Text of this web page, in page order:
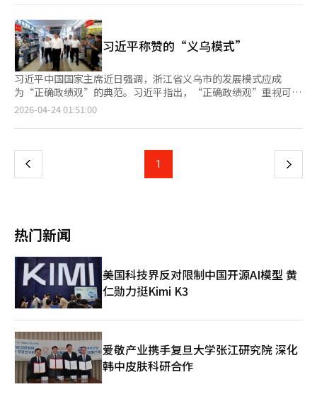
无法共享接近受害者的情况，导致“南阳州跟踪杀人事件”的发
生。金勋于3月14日上午8时58分左右，在京畿道南阳州市的道路
上，佩戴电子脚镣前往寻找曾交往的A女士，并用事先准备的凶器
将其杀害。在此之前，金勋因2009年和2013年两次性犯罪被判
刑，出狱后根据法院命令佩戴电子脚镣。义乌地检南阳支检于4月8
日以违反特定犯罪加重法（报复杀人）、违反电子装置佩戴法等6
项罪名对金勋提起公诉。法务部与警察厅已于上月23日完成系统连
接，以确保特定犯罪电子脚镣佩戴者因跟踪或家庭暴力犯罪而被下
达禁止接触令的信息能够迅速共享，并商定在目标接近时立即进行
对方案”之前提高工作理解度，建立稳固的协作体系，从上月22日
至本月3日进行了现场培训和全国范围的联合模拟训练，完成了现
场应对准备。郑成浩法务部长表示：“两部门共同努力，果断打破
示：“以南阳州杀人事件为教训，建立了关注加害者‘当前和未来
法务部的紧密信息合作，从接近阶段开始彻底隔离加害者，建立让
受害者能够安心的实质性安全网。”※ 本报道经人工智能（AI）系
统翻译与编辑。
消费者，正以前所未有的深度参与这场全球体育盛宴。 ▲从“世
界杯旁观者”到“世界杯玩家” 长期以来，中国企业在世界杯中
的角色更多是尾部供应商。但近年来，这种定位正在发生改变。
国际足联（FIFA）公布的本届世界杯官方合作伙伴名单中，联想、
海信和蒙牛赫然在列。其中，联想与现代起亚、阿迪达斯、可口可
乐等全球知名品牌跻身最高级别赞助商——国际足联合作伙伴
（FIFA Partners）。 这意味着联想不仅获得全球曝光机会，更能
够深度参与赛事数字化建设。本届世界杯期间，联想与FIFA联合推
出的AI足球分析系统成为赛事科技亮点之一。借助人工智能和数据
杯已经不仅是营销舞台，更成为展示中国科技实力的国际窗口。
海信则从2018年俄罗斯世界杯开始，连续三届赞助世界杯。今
姆巴佩、亚马尔等世界顶级球星，比赛场地的滚动广告屏上也频频
中国IP走向世界 如果说中国企业正在进入世界杯核心商业圈，那么
中国制造则早已成为世界杯不可或缺的一部分。 距离赛场数千公
里之外的浙江义乌，早在世界杯开赛前便迎来了订单高峰。 作为
全球最大的小商品集散中心，从球迷围巾、助威喇叭到各国国旗、
纪念徽章，从球星玩偶到世界杯主题饰品，全球市场上世界杯相关
商品中约七成都来自这座小城。 数据显示，去年年义乌体育用品
出口额达到116亿元人民币，同比增长20.3%。今年第一季度，相
关出口额继续保持两位数增长。 今年世界杯开幕式上，一个意想
不到的中国角色引发关注。来自中国潮玩品牌泡泡玛特的明星
IP“Labubu”（拉布布），首次以特别嘉宾身份亮相世界杯开幕
习近平称赞的“义乌模式”
习近平中国国家主席近日强调，浙江省义乌市的发展模式应成
为“正确政绩观”的典范。习近平指出，“正确政绩观”重视可持
续性和实质性成果，而非短期成效或表面工程。据新华社报道，习
形成了“义乌发展经验”，这是适应地方条件发展县域经济的成功
践正确政绩观的学习教育相结合，有效利用。习近平指出，各地应
基于自身资源竞争力，尊重基层和群众的创造力，通过改革创新和
球最大的小商品出口基地，被视为中国对外贸易和世界经济的“晴
雨表”。义乌市场总面积达640万平方米，约有126万个商铺，与
230多个国家和地区进行贸易。然而，与义乌被视为“正确政绩
观”的典范不同，江西省宜春和广西南宁因无序投资被指为“错误
政绩观”的案例。央视指出，宜春和南宁为吸引企业投资而提供大
量补贴，最终导致地方财政恶化和产业同质化。※ 本报道经人工
智能（AI）系统翻译与编辑。
2026-04-24 01:51:00
上
页
1 下
热门新闻
美国科技界反对限制中国开源AI模型 黄
仁勋力挺Kimi K3
爱敬产业携手复旦大学张江研究院 深化
韩中皮肤科研合作